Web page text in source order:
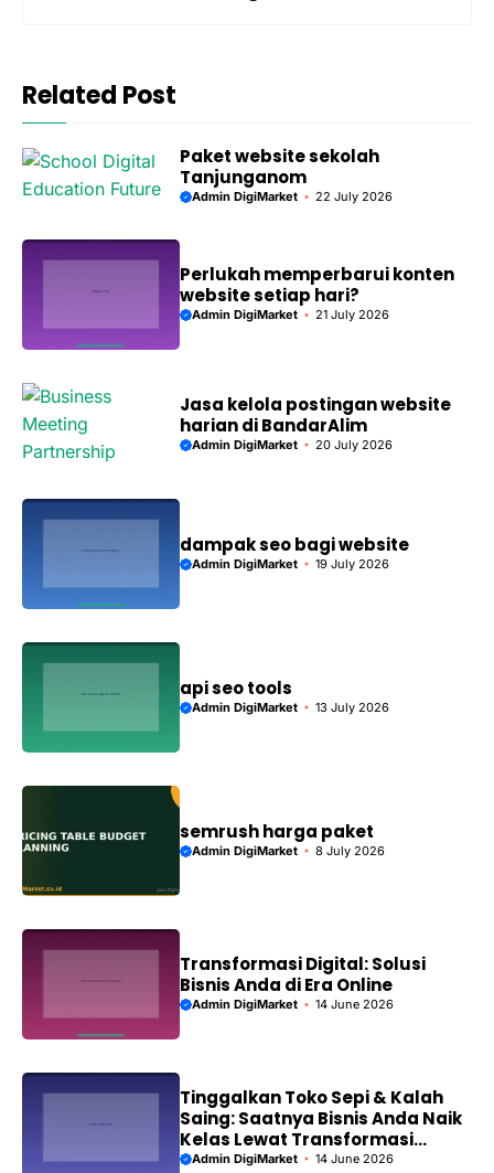
Related Post
Paket website sekolah
Tanjunganom
Admin DigiMarket 22 July 2026
Perlukah memperbarui konten
website setiap hari?
Admin DigiMarket 21 July 2026
Jasa kelola postingan website
harian di BandarAlim
Admin DigiMarket 20 July 2026
dampak seo bagi website
Admin DigiMarket 19 July 2026
api seo tools
Admin DigiMarket 13 July 2026
semrush harga paket
Admin DigiMarket 8 July 2026
Transformasi Digital: Solusi
Bisnis Anda di Era Online
Admin DigiMarket 14 June 2026
Tinggalkan Toko Sepi & Kalah
Saing: Saatnya Bisnis Anda Naik
Kelas Lewat Transformasi
Digital!
Admin DigiMarket 14 June 2026